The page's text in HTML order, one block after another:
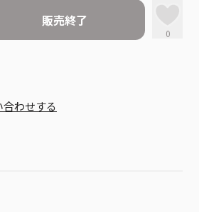
販売終了
0
わせする